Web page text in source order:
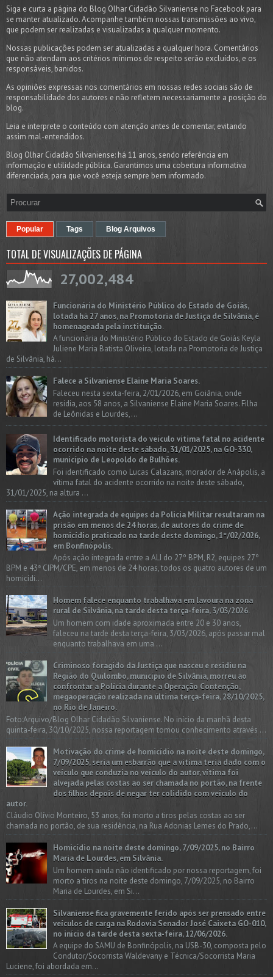
Siga e curta a página do Blog Olhar Cidadão Silvaniense no Facebook para
se manter atualizado. Acompanhe também nossas transmissões ao vivo,
que podem ser realizadas e visualizadas a qualquer momento.
Nossas publicações podem ser atualizadas a qualquer hora. Comentários
que não atendam aos critérios mínimos de respeito serão excluídos, e os
responsáveis, banidos.
As opiniões expressas nos comentários em nossas redes sociais são de
responsabilidade dos autores e não refletem necessariamente a posição do
blog.
Leia e interprete o conteúdo com atenção antes de comentar, evitando
assim mal-entendidos.
Blog Olhar Cidadão Silvaniense: há 11 anos, sendo referência em
informação e utilidade pública. Garantimos uma cobertura informativa
diferenciada, para que você esteja sempre bem informado.
Popular Tags Blog Arquivos
TOTAL DE VISUALIZAÇÕES DE PÁGINA
27,002,484
Funcionária do Ministério Público do Estado de Goiás,
lotada há 27 anos, na Promotoria de Justiça de Silvânia, é
homenageada pela instituição.
A funcionária do Ministério Público do Estado de Goiás Keyla
Juliene Maria Batista Oliveira, lotada na Promotoria de Justiça
de Silvânia, há...
Falece a Silvaniense Elaine Maria Soares.
Faleceu nesta sexta-feira, 2/01/2026, em Goiânia, onde
residia, aos 58 anos, a Silvaniense Elaine Maria Soares. Filha
de Leônidas e Lourdes,...
Identificado motorista do veículo vítima fatal no acidente
ocorrido na noite deste sábado, 31/01/2025, na GO-330,
município de Leopoldo de Bulhões.
Foi identificado como Lucas Calazans, morador de Anápolis, a
vítima fatal do acidente ocorrido na noite deste sábado,
31/01/2025, na altura ...
Ação integrada de equipes da Policia Militar resultaram na
prisão em menos de 24 horas, de autores do crime de
homicídio praticado na tarde deste domingo, 1º/02/2026,
em Bonfinópolis.
Após ação integrada entre a ALI do 27º BPM, R2, equipes 27º
BPM e 43ª CIPM/CPE, em menos de 24 horas, todos os quatro autores de um
homicídi...
Homem falece enquanto trabalhava em lavoura na zona
rural de Silvânia, na tarde desta terça-feira, 3/03/2026.
Um homem com idade aproximada entre 20 e 30 anos,
faleceu na tarde desta terça-feira, 3/03/2026, após passar mal
enquanto trabalhava em uma ...
Criminoso foragido da Justiça que nasceu e residiu na
Região do Quilombo, município de Silvânia, morreu ao
confrontar a Polícia durante a Operação Contenção,
megaoperação realizada na última terça-feira, 28/10/2025,
no Rio de Janeiro.
Foto:Arquivo/Blog Olhar Cidadão Silvaniense. No início da manhã desta
quinta-feira, 30/10/2025, nossa reportagem tomou conhecimento através ...
Motivação do crime de homicídio na noite deste domingo,
7/09/2025, seria um esbarrão que a vitima teria dado com o
veículo que conduzia no veículo do autor, vítima foi
alvejada pelas costas ao ser chamada no portão, na frente
dos filhos depois de negar ter colidido com veículo do
autor.
Cláudio Olívio Monteiro, 53 anos, foi morto a tiros pelas costas ao ser
chamada no portão, de sua residência, na Rua Adonias Lemes do Prado,...
Homicídio na noite deste domingo, 7/09/2025, no Bairro
Maria de Lourdes, em Silvânia.
Um homem ainda não identificado por nossa reportagem, foi
morto a tiros na noite deste domingo, 7/09/2025, no Bairro
Maria de Lourdes, em Si...
Silvaniense fica gravemente ferido após ser prensado entre
veículos de carga na Rodovia Senador José Caixeta GO-010,
no início da tarde desta sexta-feira, 12/06/2026.
A equipe do SAMU de Bonfinópolis, na USB-30, composta pelo
Condutor/Socorrista Waldevany e Técnica/Socorrista Maria
Luciene, foi abordada em...